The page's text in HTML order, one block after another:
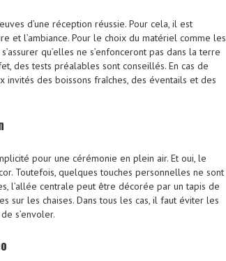
d’une réception réussie. Pour cela, il est
et l’ambiance. Pour le choix du matériel comme les
qu’elles ne s’enfonceront pas dans la terre
des tests préalables sont conseillés. En cas de
des boissons fraîches, des éventails et des
pour une cérémonie en plein air. Et oui, le
Toutefois, quelques touches personnelles ne sont
l’allée centrale peut être décorée par un tapis de
sur les chaises. Dans tous les cas, il faut éviter les
s’envoler.